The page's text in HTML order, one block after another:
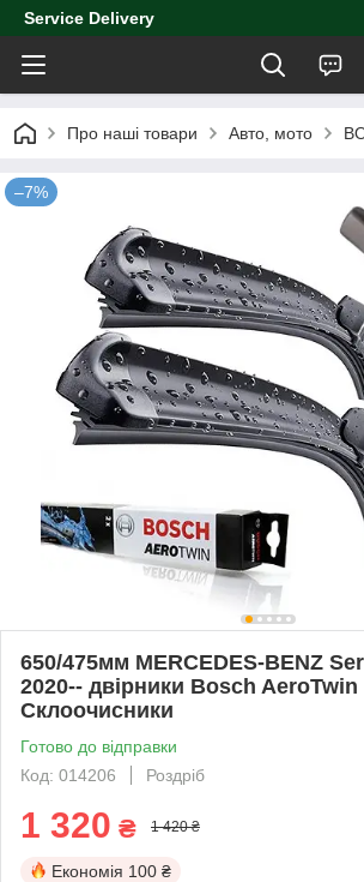
Service Delivery
Про наші товари Авто, мото
–7%
650/475мм MERCEDES-BENZ
2020-- двірники Bosch AeroTwin
Склоочисники
Готово до відправки
Код: 014206
Роздріб
1 320 ₴ 1 420 ₴
Економія 100 ₴